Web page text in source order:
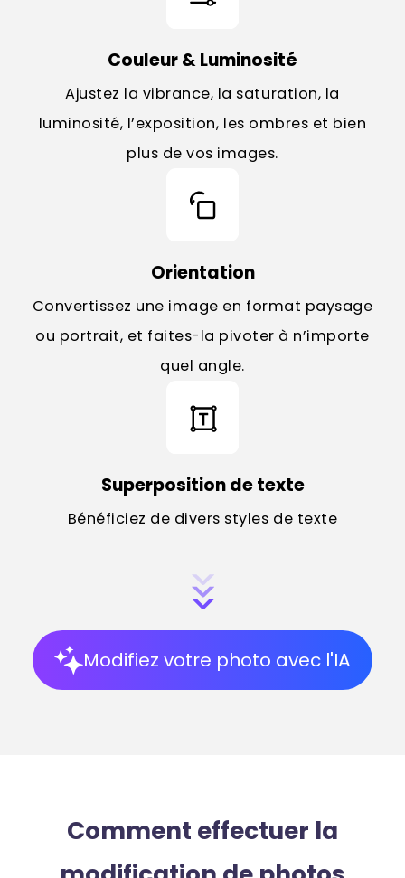
Couleur & Luminosité
Ajustez la vibrance, la saturation, la
luminosité, l’exposition, les ombres et bien
plus de vos images.
Orientation
Convertissez une image en format paysage
ou portrait, et faites-la pivoter à n’importe
quel angle.
Superposition de texte
Bénéficiez de divers styles de texte
disponibles gratuitement pour vos
créations.
Dessin
Modifiez votre photo avec l'IA
Comment effectuer la